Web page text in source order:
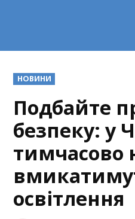
POSTED
IN
НОВИНИ
Подбайте
безпеку: у
тимчасово
освітлення